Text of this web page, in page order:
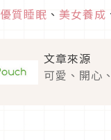
優質睡眠 、 美女養成
文章來源
可愛、開心